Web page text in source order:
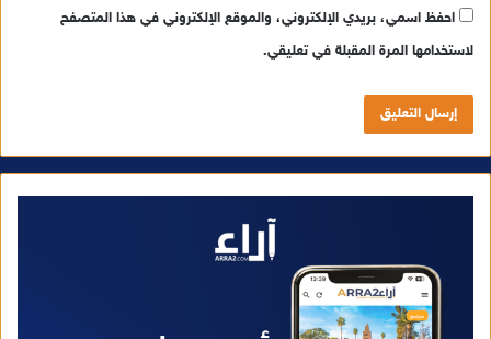
احفظ اسمي، بريدي الإلكتروني، والموقع الإلكتروني في هذا المتصفح
لاستخدامها المرة المقبلة في تعليقي.